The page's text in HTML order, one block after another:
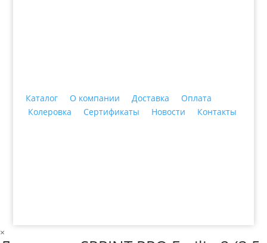
Каталог О компании Доставка
Оплата
Колеровка
Сертификаты Новости Контакты
×